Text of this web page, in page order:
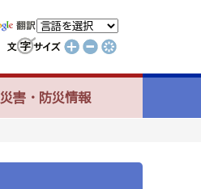
災害・防災情報